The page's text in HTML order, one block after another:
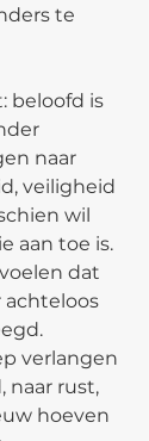
te
beloofd is
naar
veiligheid
wil
aan toe is.
dat
achteloos
verlangen
naar rust,
hoeven